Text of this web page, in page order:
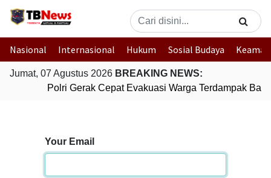
Nasional Internasional Hukum Sosial Budaya
Jumat, 07 Agustus 2026 BREAKING NEWS:
Polri Gerak Cepat Evakuasi Warga Terdampak
Your Email